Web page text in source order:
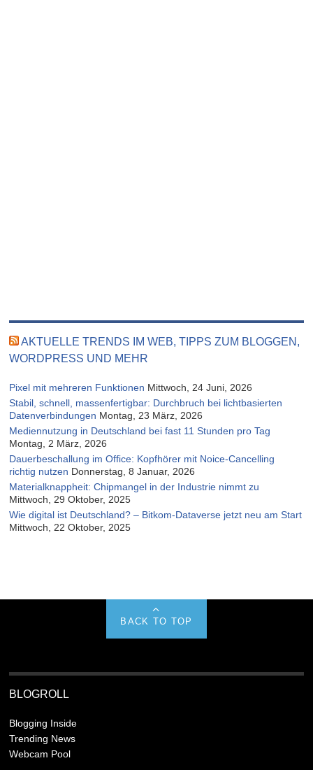
AKTUELLE TRENDS IM WEB, TIPPS ZUM BLOGGEN,
WORDPRESS UND MEHR
Pixel mit mehreren Funktionen Mittwoch, 24 Juni, 2026
Stabil, schnell, massenfertigbar: Durchbruch bei lichtbasierten
Datenverbindungen Montag, 23 März, 2026
Mediennutzung in Deutschland bei fast 11 Stunden pro Tag
Montag, 2 März, 2026
Dauerbeschallung im Office: Kopfhörer mit Noice-Cancelling
richtig nutzen Donnerstag, 8 Januar, 2026
Materialknappheit: Chipmangel in der Industrie nimmt zu
Mittwoch, 29 Oktober, 2025
Wie digital ist Deutschland? – Bitkom-Dataverse jetzt neu am Start
Mittwoch, 22 Oktober, 2025
BACK TO TOP
BLOGROLL
Blogging Inside
Trending News
Webcam Pool